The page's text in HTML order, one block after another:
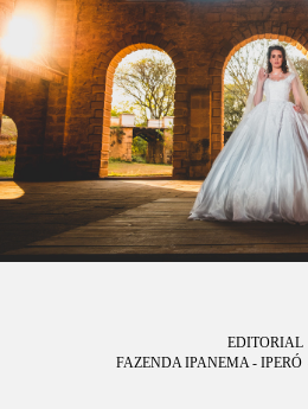
EDITORIAL
FAZENDA IPANEMA - IPERÓ